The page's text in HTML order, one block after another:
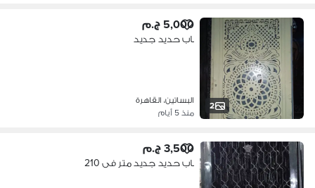
2
5,000 ج.م
باب حديد جديد
البساتين، القاهرة
منذ 5 أيام
3,500 ج.م
باب حديد جديد متر فى 210